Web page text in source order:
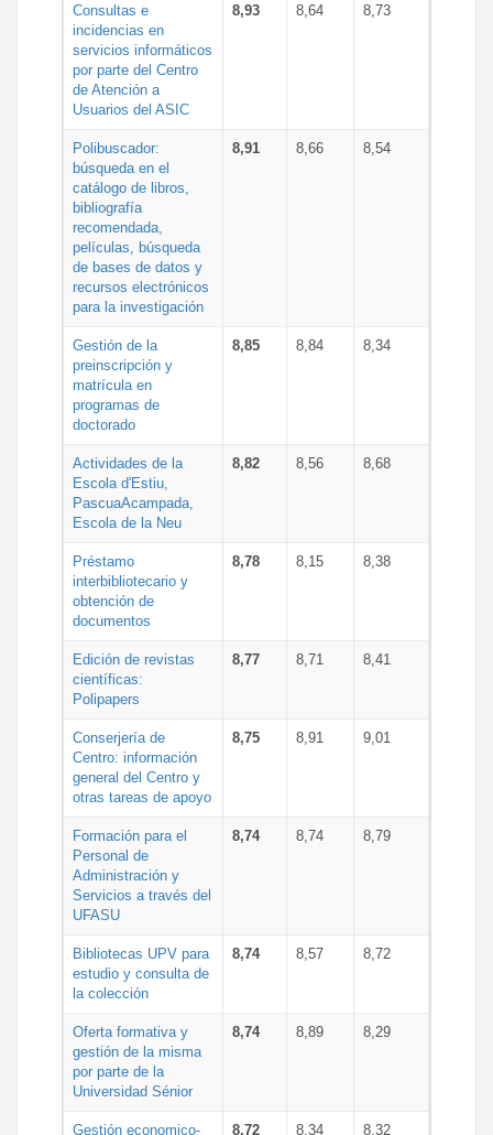
Consultas e
incidencias en
servicios informáticos
por parte del Centro
de Atención a
Usuarios del ASIC
8,93 8,64 8,73
Polibuscador:
búsqueda en el
catálogo de libros,
bibliografía
recomendada,
películas, búsqueda
de bases de datos y
recursos electrónicos
para la investigación
8,91 8,66 8,54
Gestión de la
preinscripción y
matrícula en
programas de
doctorado
8,85 8,84 8,34
Actividades de la
Escola d'Estiu,
PascuaAcampada,
Escola de la Neu
8,82 8,56 8,68
Préstamo
interbibliotecario y
obtención de
documentos
8,78 8,15 8,38
Edición de revistas
científicas:
Polipapers
8,77 8,71 8,41
Conserjería de
Centro: información
general del Centro y
otras tareas de apoyo
8,75 8,91 9,01
Formación para el
Personal de
Administración y
Servicios a través del
UFASU
8,74 8,74 8,79
Bibliotecas UPV para
estudio y consulta de
la colección
8,74 8,57 8,72
Oferta formativa y
gestión de la misma
por parte de la
Universidad Sénior
8,74 8,89 8,29
Gestión economico- 8,72 8,34 8,32